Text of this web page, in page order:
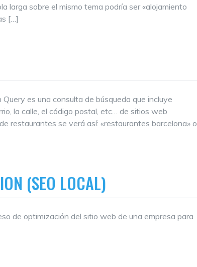
larga sobre el mismo tema podría ser «alojamiento
[…]
es una consulta de búsqueda que incluye
la calle, el código postal, etc… de sitios web
restaurantes se verá así: «restaurantes barcelona» o
(SEO LOCAL)
de optimización del sitio web de una empresa para